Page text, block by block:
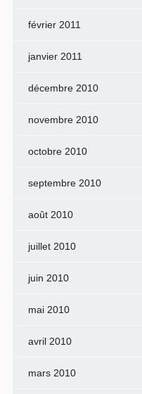
février 2011
janvier 2011
décembre 2010
novembre 2010
octobre 2010
septembre 2010
août 2010
juillet 2010
juin 2010
mai 2010
avril 2010
mars 2010